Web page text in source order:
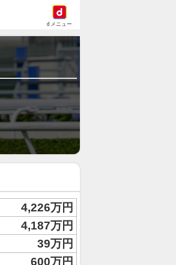
dメニュー
4,226万円
4,187万円
39万円
600万円